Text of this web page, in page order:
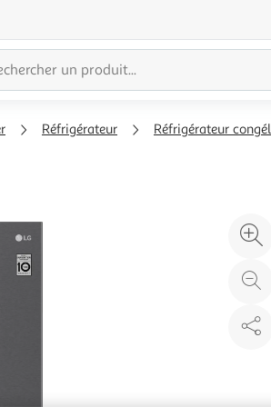
Réfrigérateur Réfrigérateur